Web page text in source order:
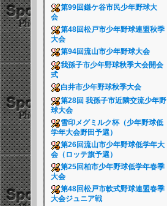
第99回鎌ケ谷市民少年野球大
会
第48回松戸市少年野球連盟秋季
大会
第94回流山市少年野球大会
我孫子市少年野球秋季大会開会
式
白井市少年野球秋季大会
第28回 我孫子市近隣交流少年野
球大会
雪印メグミルク杯（少年野球低
学年大会野田予選）
第26回流山市少年野球低学年大
会（ロッテ旗予選）
第25回柏市少年野球低学年春季
大会
第48回松戸市軟式野球連盟春季
大会ジュニア戦